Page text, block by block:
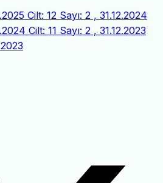
Cilt: 12 Sayı: 2 , 31.12.2024
Cilt: 11 Sayı: 2 , 31.12.2023